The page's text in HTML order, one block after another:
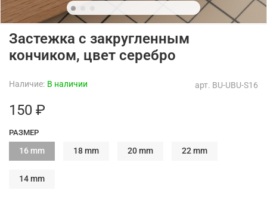
арт. BU-UBU-S16
Наличие: В наличии
Застежка с закругленным
кончиком, цвет серебро
150 ₽
РАЗМЕР
16 mm 18 mm 20 mm 22 mm
14 mm